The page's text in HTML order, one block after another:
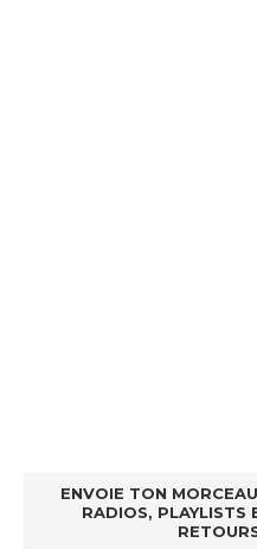
ENVOIE TON
RADIOS, PLAYLISTS